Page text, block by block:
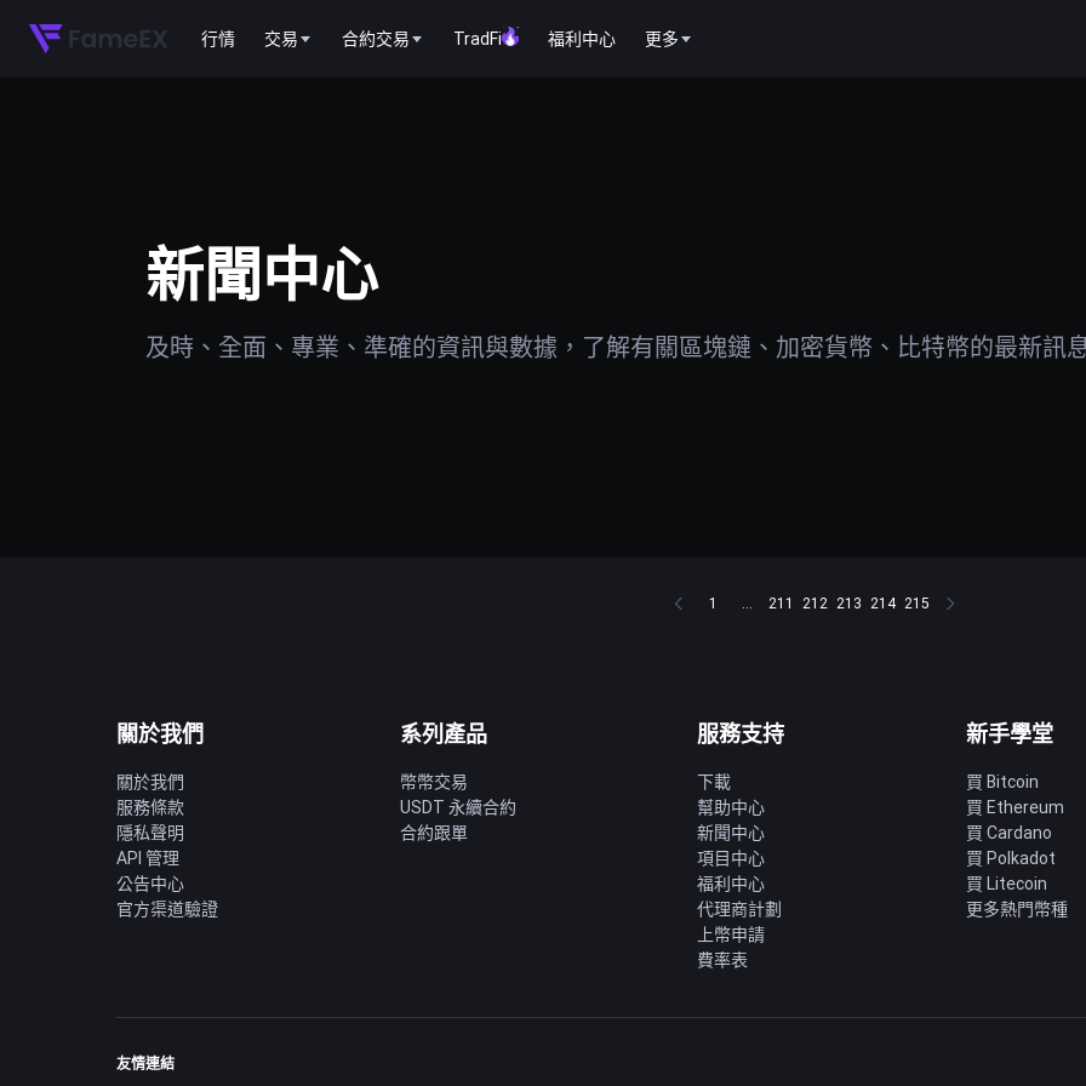
行情 交易 合約交易 TradFi 福利中心 更多
新聞中心
及時、全面、專業、準確的資訊與數據，了解有關區塊鏈、加密貨幣、比特幣的最新訊
1 ... 211 212 213 214 215
關於我們
關於我們
服務條款
隱私聲明
API 管理
公告中心
官方渠道驗證
系列產品
幣幣交易
USDT 永續合約
合約跟單
服務支持
下載
幫助中心
新聞中心
項目中心
福利中心
代理商計劃
上幣申請
費率表
新手學堂
買 Bitcoin
買 Ethereum
買 Cardano
買 Polkadot
買 Litecoin
更多熱門幣種
友情連結